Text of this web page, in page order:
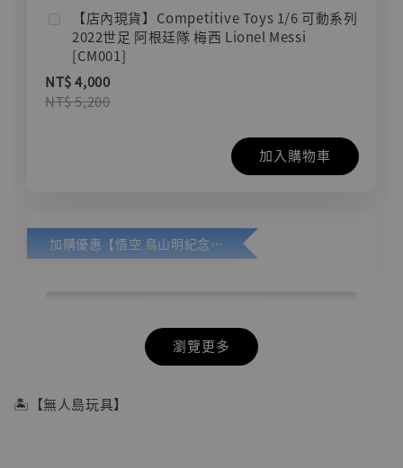
【店內現貨】Competitive Toys 1/6 可動系列
2022世足 阿根廷隊 梅西 Lionel Messi
[CM001]
NT$ 4,000
NT$ 5,200
加入購物車
加購優惠【悟空 鳥山明紀念款 [奇蹟工作室]】
瀏覽更多
🏝【無人島玩具】